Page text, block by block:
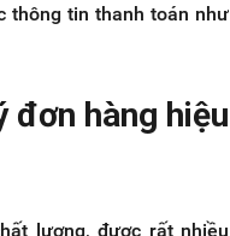
thông tin thanh toán như
đơn hàng hiệu
lượng, được rất nhiều